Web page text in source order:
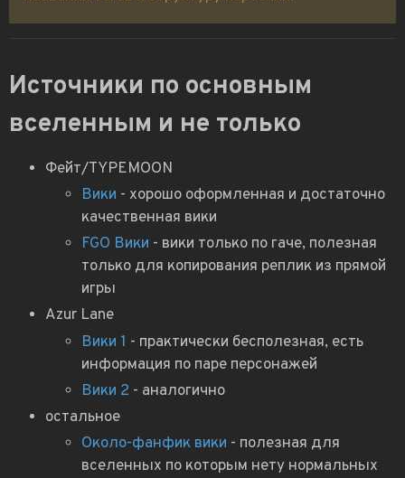
Источники по основным
вселенным и не только
Фейт/TYPEMOON
Вики - хорошо оформленная и достаточно
качественная вики
FGO Вики - вики только по гаче, полезная
только для копирования реплик из прямой
игры
Azur Lane
Вики 1 - практически бесполезная, есть
информация по паре персонажей
Вики 2 - аналогично
остальное
Около-фанфик вики - полезная для
вселенных по которым нету нормальных